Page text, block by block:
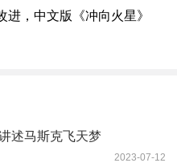
进，中文版《冲向火星》
述马斯克飞天梦
2023-07-12